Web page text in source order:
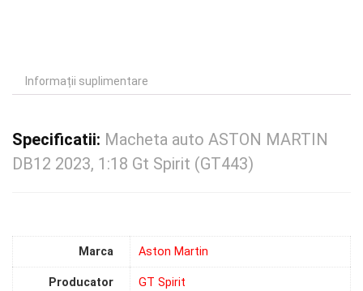
Informații suplimentare
Specificatii: Macheta auto ASTON MARTIN
DB12 2023, 1:18 Gt Spirit (GT443)
Marca Aston Martin
Producator GT Spirit